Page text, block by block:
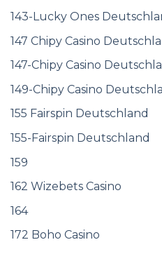
143-Lucky Ones
147 Chipy Casino
147-Chipy Casino
149-Chipy Casino
155 Fairspin Deutschland
155-Fairspin Deutschland
159
162 Wizebets Casino
164
172 Boho Casino